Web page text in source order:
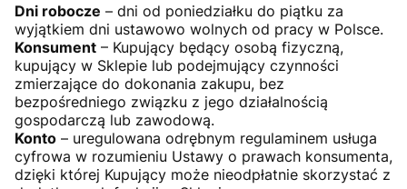
Dni robocze – dni od poniedziałku do piątku za
wyjątkiem dni ustawowo wolnych od pracy w Polsce.
Konsument – Kupujący będący osobą fizyczną,
kupujący w Sklepie lub podejmujący czynności
zmierzające do dokonania zakupu, bez
bezpośredniego związku z jego działalnością
gospodarczą lub zawodową.
Konto – uregulowana odrębnym regulaminem usługa
cyfrowa w rozumieniu Ustawy o prawach konsumenta,
dzięki której Kupujący może nieodpłatnie skorzystać z